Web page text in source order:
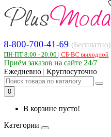
8-800-700-41-69 (Бесплатно)
ПН-ПТ 8:00 - 20:00 | СБ-ВС выходной
Приём заказов на сайте 24/7
Ежедневно | Круглосуточно
0
В корзине пусто!
Категории